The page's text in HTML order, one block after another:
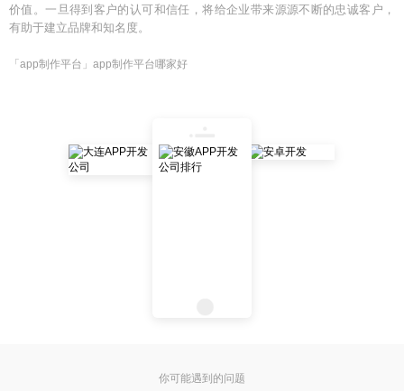
价值。一旦得到客户的认可和信任，将给企业带来源源不断的忠诚客户，
有助于建立品牌和知名度。
「app制作平台」app制作平台哪家好
你可能遇到的问题